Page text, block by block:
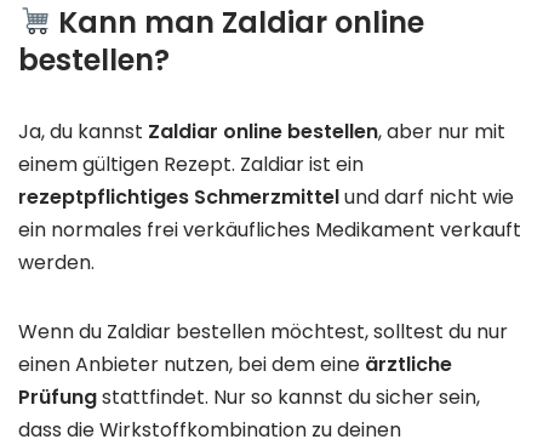
Kann man Zaldiar online
bestellen?
Ja, du kannst Zaldiar online bestellen, aber nur mit
einem gültigen Rezept. Zaldiar ist ein
rezeptpflichtiges Schmerzmittelund darf nicht wie
ein normales frei verkäufliches Medikament verkauft
werden.
Wenn du Zaldiar bestellen möchtest, solltest du nur
einen Anbieter nutzen, bei dem eine ärztliche
Prüfungstattfindet. Nur so kannst du sicher sein,
dass die Wirkstoffkombination zu deinen